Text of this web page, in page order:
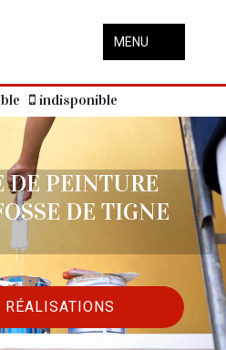
MENU
indisponible
DE PEINTURE
DE TIGNE
RÉALISATIONS